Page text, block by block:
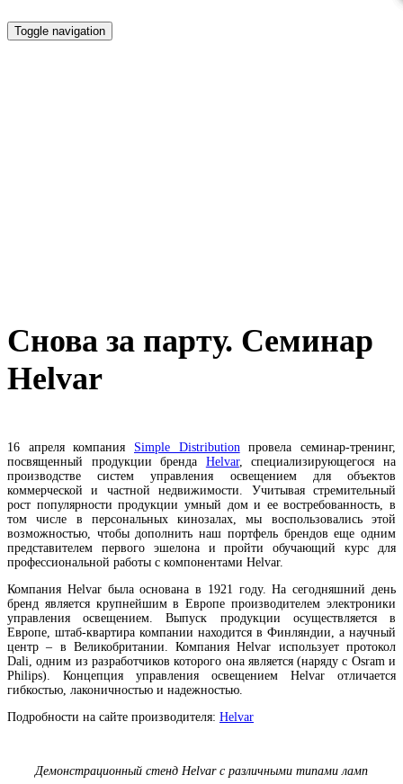
Toggle navigation
Снова за парту. Семинар
Helvar
16 апреля компания Simple Distribution провела семинар-тренинг,
посвященный продукции бренда Helvar, специализирующегося на
производстве систем управления освещением для объектов
коммерческой и частной недвижимости. Учитывая стремительный
рост популярности продукции умный дом и ее востребованность, в
том числе в персональных кинозалах, мы воспользовались этой
возможностью, чтобы дополнить наш портфель брендов еще одним
представителем первого эшелона и пройти обучающий курс для
профессиональной работы с компонентами Helvar.
Компания Helvar была основана в 1921 году. На сегодняшний день
бренд является крупнейшим в Европе производителем электроники
управления освещением. Выпуск продукции осуществляется в
Европе, штаб-квартира компании находится в Финляндии, а научный
центр – в Великобритании. Компания Helvar использует протокол
Dali, одним из разработчиков которого она является (наряду с Osram и
Philips). Концепция управления освещением Helvar отличается
гибкостью, лаконичностью и надежностью.
Подробности на сайте производителя: Helvar
Демонстрационный стенд Helvar с различными типами ламп